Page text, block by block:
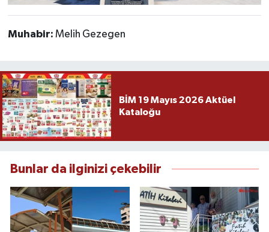
Muhabir: Melih Gezegen
BİM 19 Mayıs 2026 Aktüel
Kataloğu
Bunlar da ilginizi çekebilir